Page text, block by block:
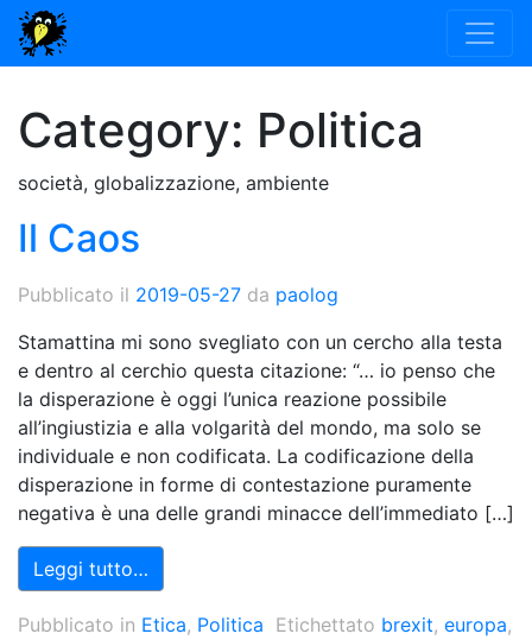
Category: Politica
società, globalizzazione, ambiente
Il Caos
Pubblicato il 2019-05-27 da paolog
Stamattina mi sono svegliato con un cercho alla testa
e dentro al cerchio questa citazione: “… io penso che
la disperazione è oggi l’unica reazione possibile
all’ingiustizia e alla volgarità del mondo, ma solo se
individuale e non codificata. La codificazione della
disperazione in forme di contestazione puramente
negativa è una delle grandi minacce dell’immediato […]
Leggi tutto…
Pubblicato in Etica, Politica Etichettato brexit, europa,